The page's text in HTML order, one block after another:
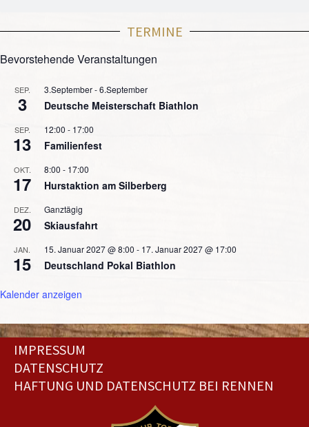
TERMINE
Bevorstehende Veranstaltungen
SEP.
3
3.September-6.September
Deutsche Meisterschaft Biathlon
SEP.
13
12:00 - 17:00
Familienfest
OKT.
17
8:00 - 17:00
Hurstaktion am Silberberg
DEZ.
20
Ganztägig
Skiausfahrt
JAN.
15
15. Januar 2027 @ 8:00 - 17. Januar 2027 @ 17:00
Deutschland Pokal Biathlon
Kalender anzeigen
IMPRESSUM
DATENSCHUTZ
HAFTUNG UND DATENSCHUTZ BEI RENNEN